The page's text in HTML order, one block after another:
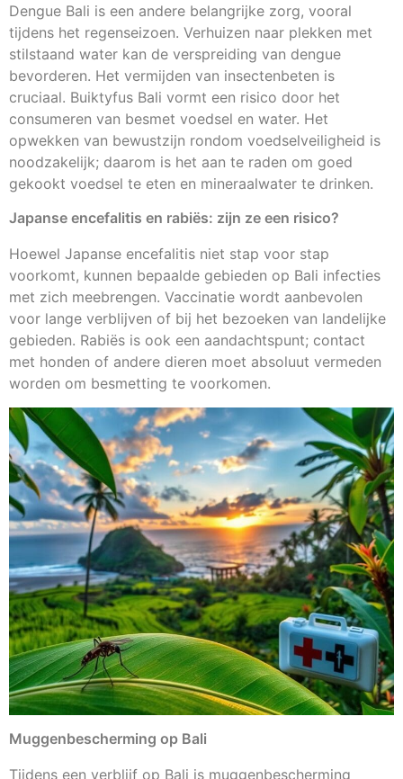
Dengue Bali is een andere belangrijke zorg, vooral
tijdens het regenseizoen. Verhuizen naar plekken met
stilstaand water kan de verspreiding van dengue
bevorderen. Het vermijden van insectenbeten is
cruciaal. Buiktyfus Bali vormt een risico door het
consumeren van besmet voedsel en water. Het
opwekken van bewustzijn rondom voedselveiligheid is
noodzakelijk; daarom is het aan te raden om goed
gekookt voedsel te eten en mineraalwater te drinken.
Japanse encefalitis en rabiës: zijn ze een risico?
Hoewel Japanse encefalitis niet stap voor stap
voorkomt, kunnen bepaalde gebieden op Bali infecties
met zich meebrengen. Vaccinatie wordt aanbevolen
voor lange verblijven of bij het bezoeken van landelijke
gebieden. Rabiës is ook een aandachtspunt; contact
met honden of andere dieren moet absoluut vermeden
worden om besmetting te voorkomen.
Muggenbescherming op Bali
Tijdens een verblijf op Bali is muggenbescherming